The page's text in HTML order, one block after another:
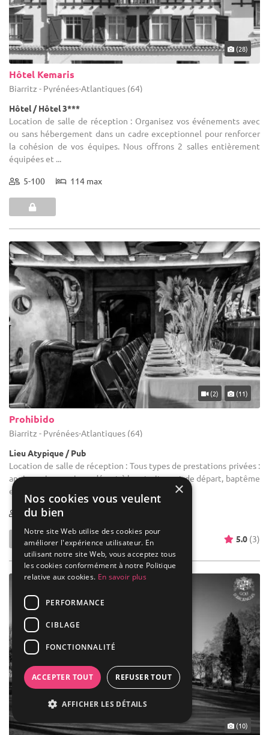
(28)
Hôtel Kemaris
Biarritz - Pyrénées-Atlantiques (64)
Hôtel / Hôtel 3***
Location de salle de réception : Organisez vos événements avec
ou sans hébergement dans un cadre exceptionnel pour renforcer
la cohésion de vos équipes. Nous offrons 2 salles entièrement
équipées et ...
5-100 114 max
(2) (11)
Prohibido
Biarritz - Pyrénées-Atlantiques (64)
Lieu Atypique / Pub
Location de salle de réception : Tous types de prestations privées :
anniversaire, mariage, départ à la retraite, pot de départ, baptême
etc.
1-100
5.0 (3)
(10)
×
Nos cookies vous veulent
du bien
Notre site Web utilise des cookies pour
améliorer l'expérience utilisateur. En
utilisant notre site Web, vous acceptez tous
les cookies conformément à notre Politique
relative aux cookies. En savoir plus
PERFORMANCE
CIBLAGE
FONCTIONNALITÉ
ACCEPTER TOUT REFUSER TOUT
AFFICHER LES DÉTAILS